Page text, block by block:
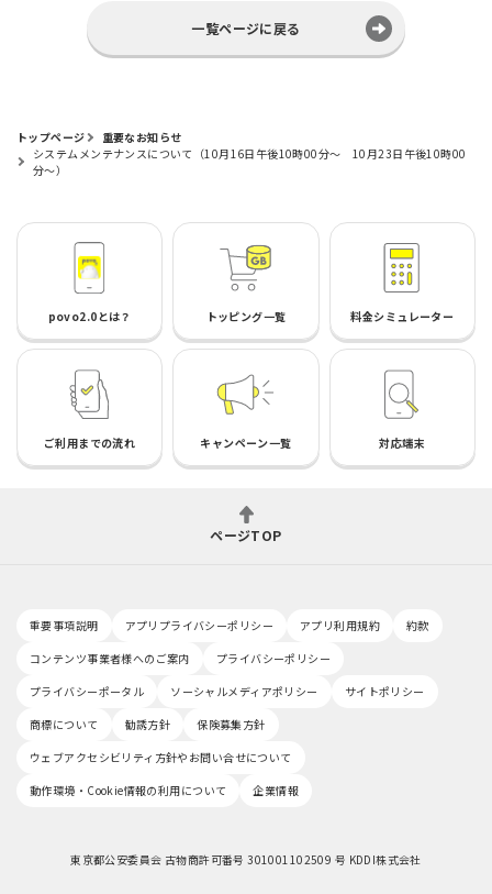
一覧ページに戻る
トップページ
重要なお知らせ
システムメンテナンスについて（10月16日午後10時00分～ 10月23日午後10時00
分～）
povo2.0とは？ トッピング一覧 料金シミュレーター
ご利用までの流れ キャンペーン一覧 対応端末
ページTOP
重要事項説明 アプリプライバシーポリシー アプリ利用規約
約款
コンテンツ事業者様へのご案内
プライバシーポリシー
プライバシーポータル
ソーシャルメディアポリシー
サイトポリシー
商標について
勧誘方針
保険募集方針
ウェブアクセシビリティ方針やお問い合せについて
動作環境・Cookie情報の利用について
企業情報
東京都公安委員会 古物商許可番号 301001102509 号 KDDI株式会社